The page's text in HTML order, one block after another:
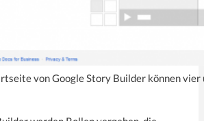
von Google Story Builder können